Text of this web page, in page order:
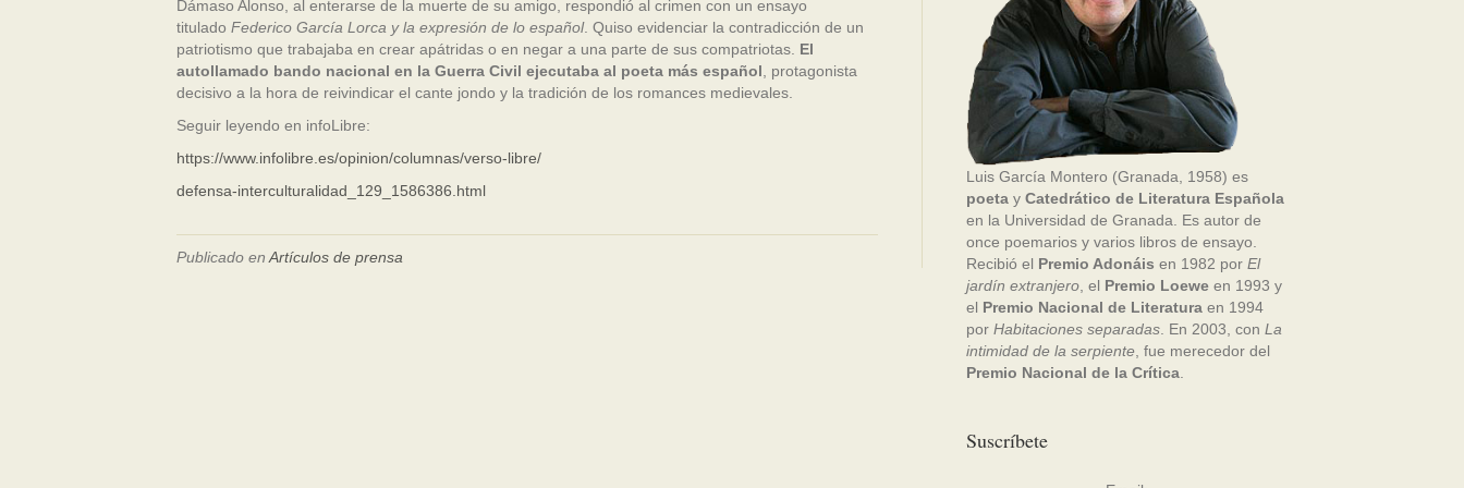
Dámaso Alonso, al enterarse de la muerte de su amigo, respondió al crimen con un ensayo
titulado Federico García Lorca y la expresión de lo español. Quiso evidenciar la contradicción de un
patriotismo que trabajaba en crear apátridas o en negar a una parte de sus compatriotas. El
autollamado bando nacional en la Guerra Civil ejecutaba al poeta más español , protagonista
decisivo a la hora de reivindicar el cante jondo y la tradición de los romances medievales.
Seguir leyendo en infoLibre:
https://www.infolibre.es/opinion/columnas/verso-libre/
defensa-interculturalidad_129_1586386.html
Publicado en Artículos de prensa
Luis García Montero (Granada, 1958) es
poeta y Catedrático de Literatura Española
en la Universidad de Granada. Es autor de
once poemarios y varios libros de ensayo.
Recibió el Premio Adonáis en 1982 por El
jardín extranjero , el Premio Loewe en 1993 y
el Premio Nacional de Literatura en 1994
por Habitaciones separadas . En 2003, con La
intimidad de la serpiente , fue merecedor del
Premio Nacional de la Crítica
Suscríbete